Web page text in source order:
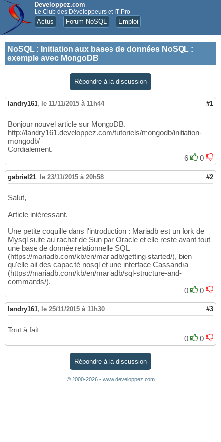
Developpez.com
Le Club des Développeurs et IT Pro
Actus Forum NoSQL Emploi
NoSQL : Initiation aux bases de données NoSQL :
exemple avec MongoDB
Répondre à la discussion
landry161, le 11/11/2015 à 11h44 #1
Bonjour nouvel article sur MongoDB.
http://landry161.developpez.com/tutoriels/mongodb/initiation-
mongodb/
Cordialement.
6
0
gabriel21, le 23/11/2015 à 20h58 #2
Salut,
Article intéressant.
Une petite coquille dans l'introduction : Mariadb est un fork de
Mysql suite au rachat de Sun par Oracle et elle reste avant tout
une base de donnée relationnelle SQL
(https://mariadb.com/kb/en/mariadb/getting-started/), bien
qu'elle ait des capacité nosql et une interface Cassandra
(https://mariadb.com/kb/en/mariadb/sql-structure-and-
commands/).
0
0
landry161, le 25/11/2015 à 11h30 #3
Tout à fait.
0
0
Répondre à la discussion
© 2000-2026 - www.developpez.com